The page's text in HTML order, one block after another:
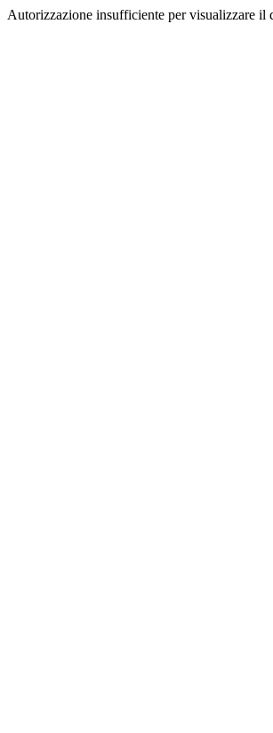
Autorizzazione insufficiente per visualizzare il